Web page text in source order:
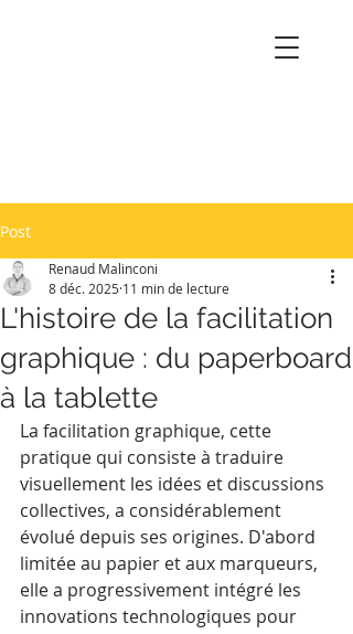
Post
L'histoire de la facilitation
graphique : du paperboard
à la tablette
Renaud Malinconi
8 déc. 2025 11 min de lecture
La facilitation graphique, cette
pratique qui consiste à traduire
visuellement les idées et discussions
collectives, a considérablement
évolué depuis ses origines. D'abord
limitée au papier et aux marqueurs,
elle a progressivement intégré les
innovations technologiques pour